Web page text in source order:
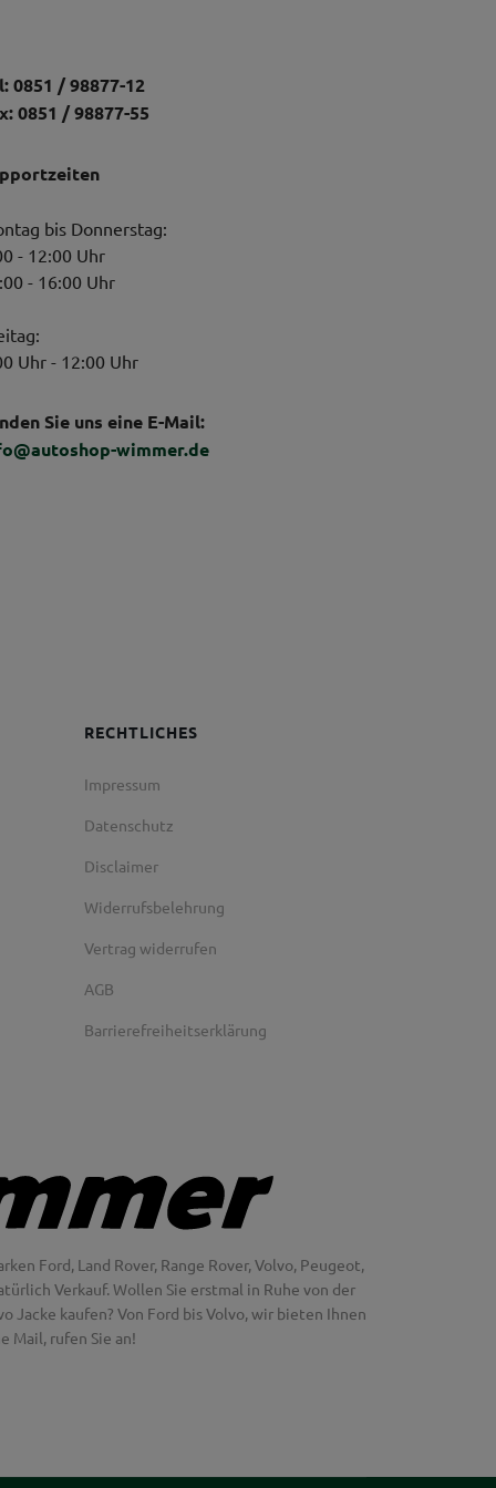
0851 / 98877-12
0851 / 98877-55
bis Donnerstag:
- 12:00 Uhr
- 16:00 Uhr
Uhr - 12:00 Uhr
Sie uns eine E-Mail:
wimmer.de
RECHTLICHES
Impressum
Datenschutz
Disclaimer
Widerrufsbelehrung
Vertrag widerrufen
AGB
Barrierefreiheitserklärung
Ford, Land Rover, Range Rover, Volvo, Peugeot,
Verkauf. Wollen Sie erstmal in Ruhe von der
Jacke kaufen? Von Ford bis Volvo, wir bieten Ihnen
Mail, rufen Sie an!